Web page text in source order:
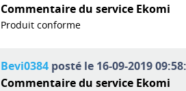
Commentaire du service Ekomi
Produit conforme
Bevi0384 posté le 16-09-2019
Commentaire du service Ekomi